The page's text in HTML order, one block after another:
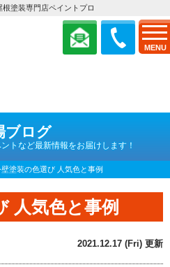
MENU
塗装専門店ペイントプロ
ブログ
トなど最新情報をお届けします！
壁塗装の色選び 人気色と事例
人気色と事例
2021.12.17 (Fri) 更新